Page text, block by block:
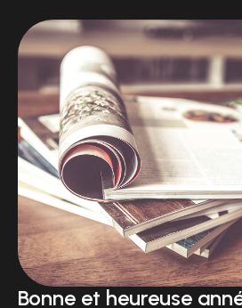
Bonne et heureuse